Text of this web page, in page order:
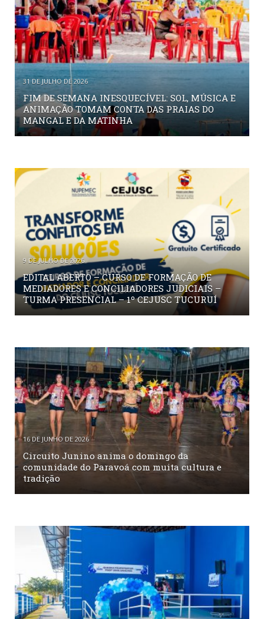
31 DE JULHO DE 2026
FIM DE SEMANA INESQUECÍVEL: SOL, MÚSICA E
ANIMAÇÃO TOMAM CONTA DAS PRAIAS DO
MANGAL E DA MATINHA
9 DE JULHO DE 2026
EDITAL ABERTO – CURSO DE FORMAÇÃO DE
MEDIADORES E CONCILIADORES JUDICIAIS –
TURMA PRESENCIAL – 1º CEJUSC TUCURUÍ
16 DE JUNHO DE 2026
Circuito Junino anima o domingo da
comunidade do Paravoá com muita cultura e
tradição